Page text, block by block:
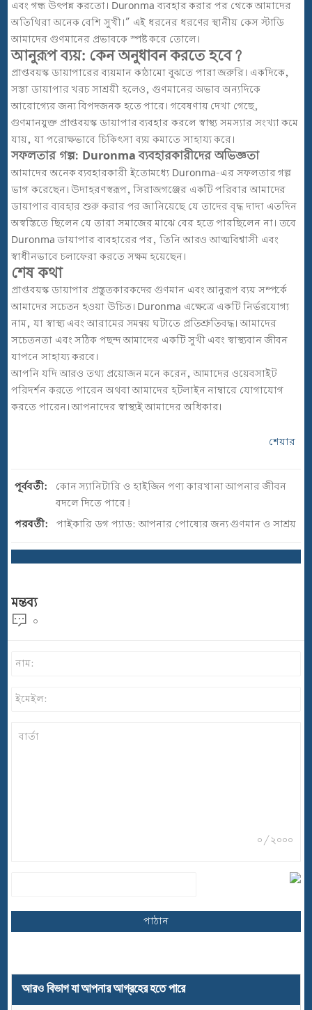
এবং গন্ধ উৎপন্ন করতো। Duronma ব্যবহার করার পর থেকে আমাদের
অতিথিরা অনেক বেশি সুখী।” এই ধরনের ধরণের স্থানীয় কেস স্টাডি
আমাদের গুণমানের প্রভাবকে স্পষ্ট করে তোলে।
আনুরূপ ব্যয়: কেন অনুধাবন করতে হবে?
প্রাপ্তবয়স্ক ডায়াপারের ব্যয়মান কাঠামো বুঝতে পারা জরুরি। একদিকে,
সস্তা ডায়াপার খরচ সাশ্রয়ী হলেও, গুণমানের অভাব অন্যদিকে
আরোগ্যের জন্য বিপদজনক হতে পারে। গবেষণায় দেখা গেছে,
গুণমানযুক্ত প্রাপ্তবয়স্ক ডায়াপার ব্যবহার করলে স্বাস্থ্য সমস্যার সংখ্যা কমে
যায়, যা পরোক্ষভাবে চিকিৎসা ব্যয় কমাতে সাহায্য করে।
সফলতার গল্প: Duronma ব্যবহারকারীদের অভিজ্ঞতা
আমাদের অনেক ব্যবহারকারী ইতোমধ্যে Duronma-এর সফলতার গল্প
ভাগ করেছেন। উদাহরণস্বরূপ, সিরাজগঞ্জের একটি পরিবার আমাদের
ডায়াপার ব্যবহার শুরু করার পর জানিয়েছে যে তাদের বৃদ্ধ দাদা এতদিন
অস্বস্তিতে ছিলেন যে তারা সমাজের মাঝে বের হতে পারছিলেন না। তবে
Duronma ডায়াপার ব্যবহারের পর, তিনি আরও আত্মবিশ্বাসী এবং
স্বাধীনভাবে চলাফেরা করতে সক্ষম হয়েছেন।
শেষ কথা
প্রাপ্তবয়স্ক ডায়াপার প্রস্তুতকারকদের গুণমান এবং আনুরূপ ব্যয় সম্পর্কে
আমাদের সচেতন হওয়া উচিত। Duronma এক্ষেত্রে একটি নির্ভরযোগ্য
নাম, যা স্বাস্থ্য এবং আরামের সমন্বয় ঘটাতে প্রতিশ্রুতিবদ্ধ। আমাদের
সচেতনতা এবং সঠিক পছন্দ আমাদের একটি সুখী এবং স্বাস্থ্যবান জীবন
যাপনে সাহায্য করবে।
আপনি যদি আরও তথ্য প্রয়োজন মনে করেন, আমাদের ওয়েবসাইট
পরিদর্শন করতে পারেন অথবা আমাদের হটলাইন নাম্বারে যোগাযোগ
করতে পারেন। আপনাদের স্বাস্থ্যই আমাদের অধিকার।
শেয়ার
পূর্ববর্তী:
কোন স্যানিটারি ও হাইজিন পণ্য কারখানা আপনার জীবন
বদলে দিতে পারে!
পরবর্তী:
পাইকারি ডগ প্যাড: আপনার পোষ্যের জন্য গুণমান ও সাশ্রয়
মন্তব্য
০
০/২০০০
আরও বিভাগ যা আপনার আগ্রহের হতে পারে